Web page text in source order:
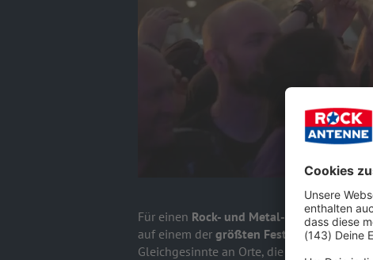
Für einen Rock- und Metal-Fan gibt es
auf einem der größten Festivals des
Gleichgesinnte an Orte, die für ein paar